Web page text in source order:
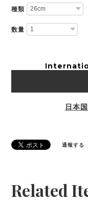
種類
数量
日本
通報する
Related